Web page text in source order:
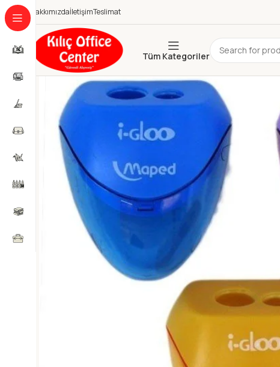
HakkımızdaİletişimTeslimat
Tüm Kategoriler